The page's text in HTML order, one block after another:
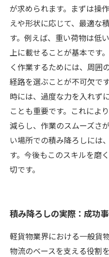
が求められます。まずは操
えや形状に応じて、最適な
す。例えば、重い荷物は低
上に載せることが基本です
く作業するためには、周囲
経路を選ぶことが不可欠で
時には、過度な力を入れず
ことも重要です。これによ
減らし、作業のスムーズさ
い場所での積み降ろしには
す。今後もこのスキルを磨
切です。
積み降ろしの実際：成功
軽貨物業界における一般貨
物流のベースを支える役割